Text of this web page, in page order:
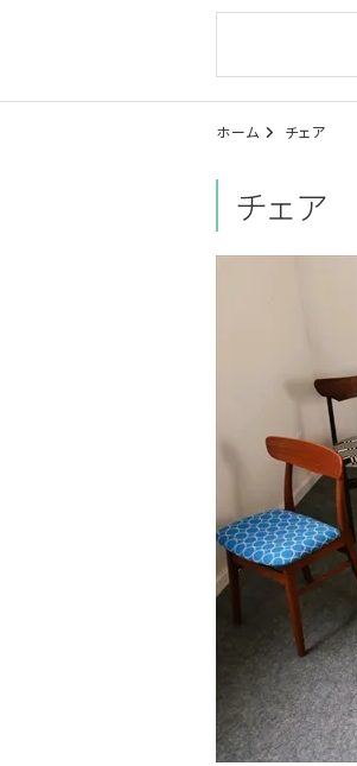
ホーム チェア
チェア